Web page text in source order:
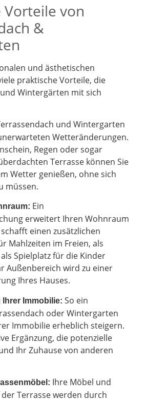
Vorteile von
&
und ästhetischen
praktische Vorteile, die
Wintergärten mit sich
und Wintergarten
Wetteränderungen.
Regen oder sogar
Terrasse können Sie
Wetter genießen, ohne sich
müssen.
Ein
erweitert Ihren Wohnraum
einen zusätzlichen
Mahlzeiten im Freien, als
Spielplatz für die Kinder
Außenbereich wird zu einer
Ihres Hauses.
Immobilie: So ein
oder Wintergarten
Immobilie erheblich steigern.
Ergänzung, die potenzielle
Ihr Zuhause von anderen
Ihre Möbel und
Terrasse werden durch